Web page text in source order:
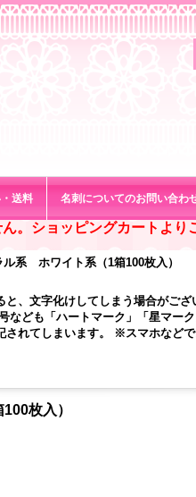
送料 名刺についてのお問い合わ
。ショッピングカートより
系 ホワイト系（1箱100枚入）
、文字化けしてしまう場合がご
ども「ハートマーク」「星マー
れてしまいます。 ※スマホなど
枚入）